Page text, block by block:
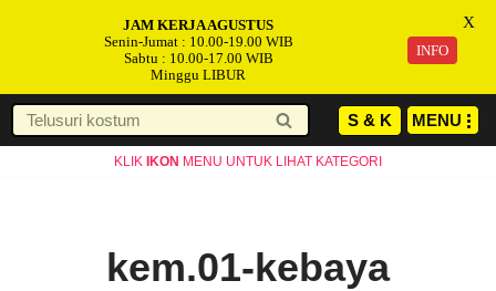
Lompat
S & K MENU
KLIK IKON MENU UNTUK LIHAT KATEGORI
kem.01-kebaya
JAM KERJA AGUSTUS
Senin-Jumat : 10.00-19.00 WIB
Sabtu : 10.00-17.00 WIB
Minggu LIBUR
INFO
X